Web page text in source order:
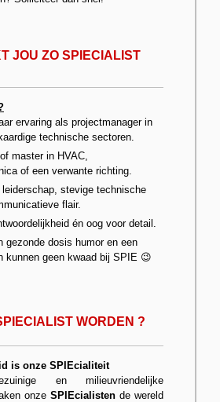
JOU ZO SPIECIALIST
ervaring als projectmanager in
technische sectoren.
master in HVAC,
of een verwante richting.
stevige technische
flair.
én oog voor detail.
gezonde dosis humor en een
kunnen geen kwaad bij SPIE 😉
WORDEN ?
is onze SPIEcialiteit
en milieuvriendelijke
onze SPIEcialisten de wereld